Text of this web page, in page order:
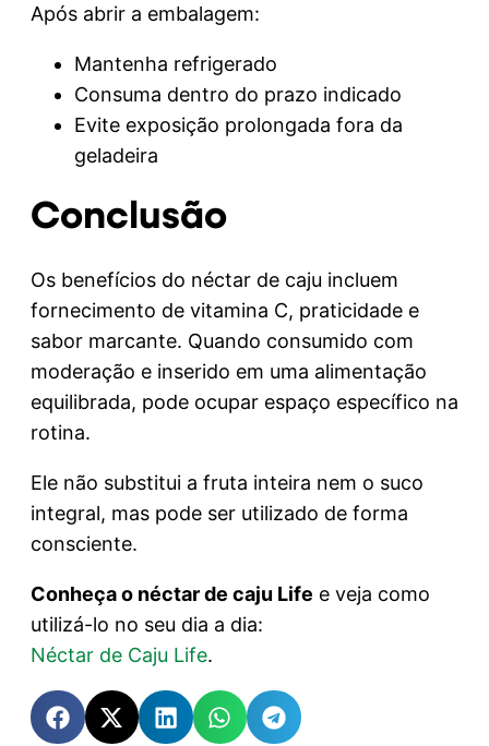
Após abrir a embalagem:
Mantenha refrigerado
Consuma dentro do prazo indicado
Evite exposição prolongada fora da
geladeira
Conclusão
Os benefícios do néctar de caju incluem
fornecimento de vitamina C, praticidade e
sabor marcante. Quando consumido com
moderação e inserido em uma alimentação
equilibrada, pode ocupar espaço específico na
rotina.
Ele não substitui a fruta inteira nem o suco
integral, mas pode ser utilizado de forma
consciente.
Conheça o néctar de caju Life e veja como
utilizá-lo no seu dia a dia:
Néctar de Caju Life.